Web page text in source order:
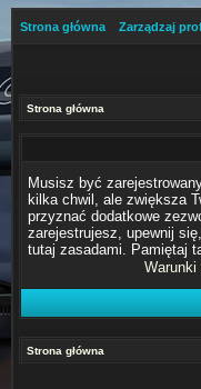
Strona główna Zarządzaj
Strona główna
Musisz być
kilka chwil, ale zwiększa
przyznać dodatkowe
zarejestrujesz, upewnij
tutaj zasadami. Pamiętaj
Strona główna